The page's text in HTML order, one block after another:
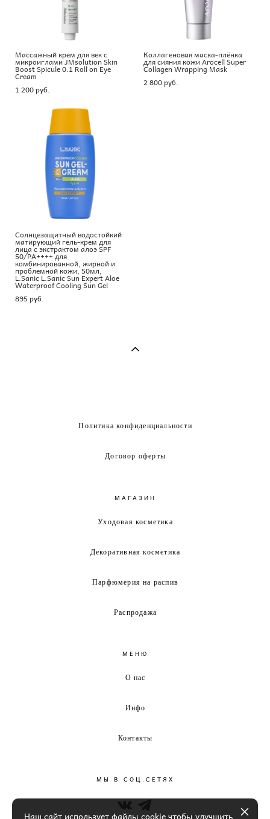
Массажный крем для век с
микроиглами JMsolution Skin
Boost Spicule 0.1 Roll on Eye
Cream
1 200 pуб.
Коллагеновая маска-плёнка
для сияния кожи Arocell Super
Collagen Wrapping Mask
2 800 pуб.
Солнцезащитный водостойкий
матирующий гель-крем для
лица с экстрактом алоэ SPF
50/PA++++ для
комбинированной, жирной и
проблемной кожи, 50мл,
L.Sanic L.Sanic Sun Expert Aloe
Waterproof Cooling Sun Gel
895 pуб.
Политика конфиденциальности
Договор оферты
МАГАЗИН
Уходовая косметика
Декоративная косметика
Парфюмерия на распив
Распродажа
МЕНЮ
О нас
Инфо
Контакты
МЫ В СОЦ.СЕТЯХ
Наш сайт использует файлы cookie чтобы улучшить